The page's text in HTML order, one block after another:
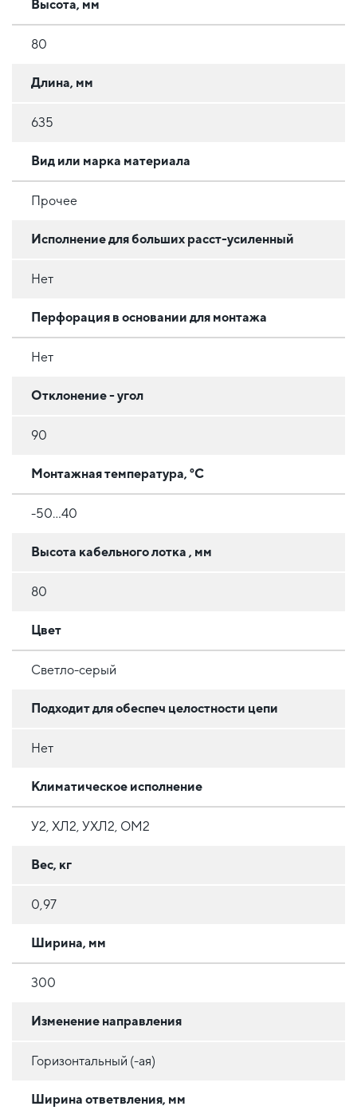
Высота, мм
80
Длина, мм
635
Вид или марка материала
Прочее
Исполнение для больших расст-усиленный
Нет
Перфорация в основании для монтажа
Нет
Отклонение - угол
90
Монтажная температура, °C
-50...40
Высота кабельного лотка , мм
80
Цвет
Светло-серый
Подходит для обеспеч целостности цепи
Нет
Климатическое исполнение
У2, ХЛ2, УХЛ2, ОМ2
Вес, кг
0,97
Ширина, мм
300
Изменение направления
Горизонтальный (-ая)
Ширина ответвления, мм